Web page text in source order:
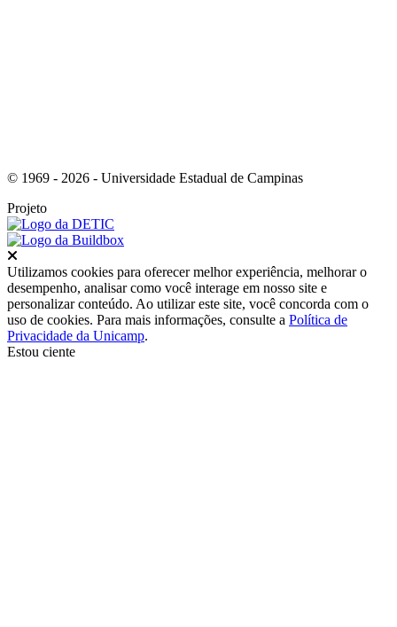
© 1969 - 2026 - Universidade Estadual de Campinas
Projeto
Utilizamos cookies para oferecer melhor experiência, melhorar o
desempenho, analisar como você interage em nosso site e
personalizar conteúdo. Ao utilizar este site, você concorda com o
uso de cookies. Para mais informações, consulte a Política de
Privacidade da Unicamp.
Estou ciente